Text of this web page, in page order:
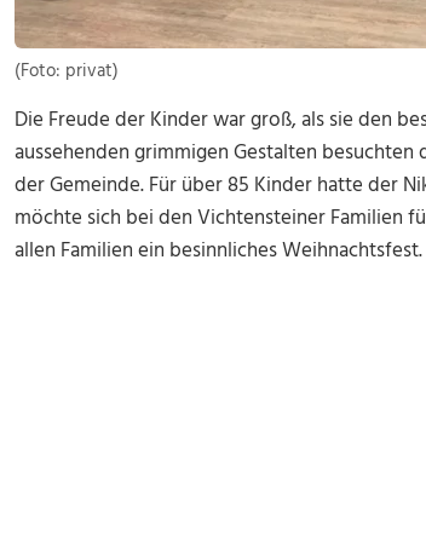
(Foto: privat)
Die Freude der Kinder war groß, als sie den
aussehenden grimmigen Gestalten besuchten
der Gemeinde. Für über 85 Kinder hatte der
möchte sich bei den Vichtensteiner Familien
allen Familien ein besinnliches Weihnachtsfest.